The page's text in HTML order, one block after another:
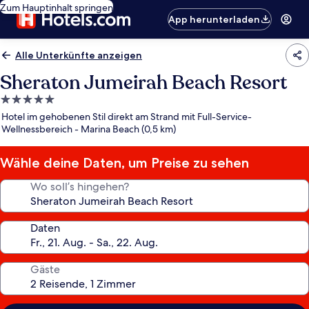
Zum Hauptinhalt springen
App herunterladen
Alle Unterkünfte anzeigen
Sheraton Jumeirah Beach Resort
5.0-
Sterne-
Unterkunft
Hotel im gehobenen Stil direkt am Strand mit Full-Service-
Wellnessbereich - Marina Beach (0,5 km)
Wähle deine Daten, um Preise zu sehen
Wo soll’s hingehen?
Daten
Gäste